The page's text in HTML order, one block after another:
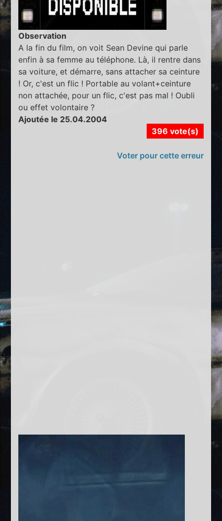
Observation
A la fin du film, on voit Sean Devine qui parle
enfin à sa femme au téléphone. Là, il rentre dans
sa voiture, et démarre, sans attacher sa ceinture
! Or, c'est un flic ! Portable au volant+ceinture
non attachée, pour un flic, c'est pas mal ! Oubli
ou effet volontaire ?
Ajoutée le 25.04.2004
396 vote(s)
Voter pour cette erreur